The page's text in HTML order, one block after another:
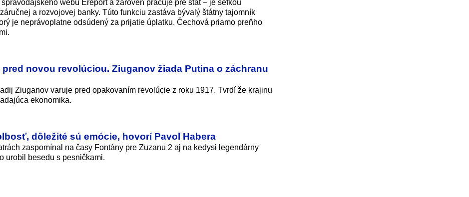
webu Ereport a zároveň pracuje pre štát – je šéfkou
a rozvojovej banky. Túto funkciu zastáva bývalý štátny tajomník
je neprávoplatne odsúdený za prijatie úplatku. Čechová priamo preňho
novou revolúciou. Ziuganov žiada Putina o záchranu
Ziuganov varuje pred opakovaním revolúcie z roku 1917. Tvrdí že krajinu
ekonomika.
dôležité sú emócie, hovorí Pavol Habera
zaspomínal na časy Fontány pre Zuzanu 2 aj na kedysi legendárny
urobil besedu s pesničkami.